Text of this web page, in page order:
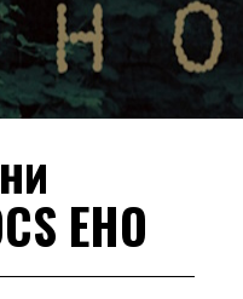
EHO